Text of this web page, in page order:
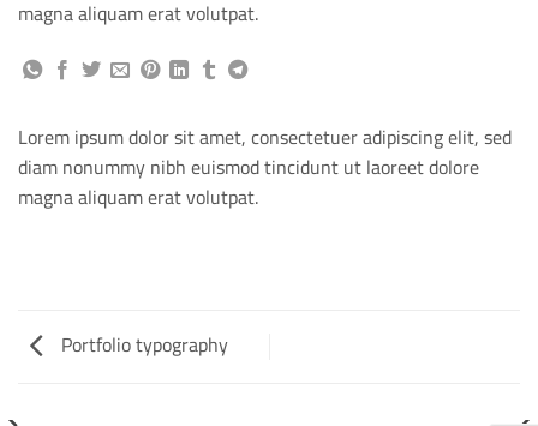
magna aliquam erat volutpat.
Lorem ipsum dolor sit amet, consectetuer adipiscing elit, sed
diam nonummy nibh euismod tincidunt ut laoreet dolore
magna aliquam erat volutpat.
Portfolio typography